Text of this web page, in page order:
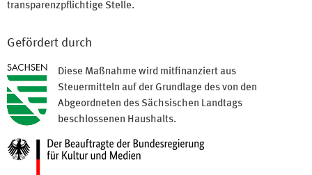
transparenzpflichtige Stelle.
Gefördert durch
Diese Maßnahme wird mitfinanziert aus
Steuermitteln auf der Grundlage des von den
Abgeordneten des Sächsischen Landtags
beschlossenen Haushalts.